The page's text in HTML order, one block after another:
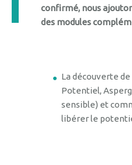
confirmé, nous
des modules
La découverte
Potentiel,
sensible) et
libérer le